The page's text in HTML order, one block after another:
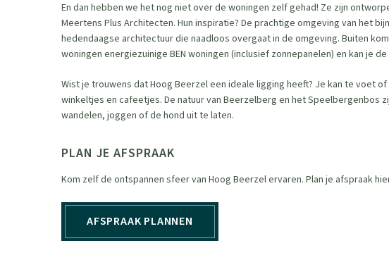
En dan hebben we het nog niet over de woningen zelf gehad! Ze zijn
Meertens Plus Architecten. Hun inspiratie? De prachtige omgeving van het
hedendaagse architectuur die naadloos overgaat in de omgeving. Buiten
woningen energiezuinige BEN woningen (inclusief zonnepanelen) en kan je
Wist je trouwens dat Hoog Beerzel een ideale ligging heeft? Je kan te voet
winkeltjes en cafeetjes. De natuur van Beerzelberg en het Speelbergenbos
wandelen, joggen of de hond uit te laten.
PLAN JE AFSPRAAK
Kom zelf de ontspannen sfeer van Hoog Beerzel ervaren. Plan je afspraak
AFSPRAAK PLANNEN